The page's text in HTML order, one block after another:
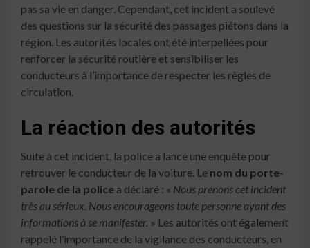
pas sa vie en danger. Cependant, cet incident a soulevé
des questions sur la sécurité des passages piétons dans la
région. Les autorités locales ont été interpellées pour
renforcer la sécurité routière et sensibiliser les
conducteurs à l’importance de respecter les règles de
circulation.
La réaction des autorités
Suite à cet incident, la police a lancé une enquête pour
retrouver le conducteur de la voiture. Le nom du porte-
parole de la police a déclaré : « Nous prenons cet incident
très au sérieux. Nous encourageons toute personne ayant des
informations à se manifester. » Les autorités ont également
rappelé l’importance de la vigilance des conducteurs, en